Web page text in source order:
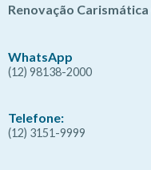
Renovação
WhatsApp
(12) 98138-2000
Telefone:
(12) 3151-9999